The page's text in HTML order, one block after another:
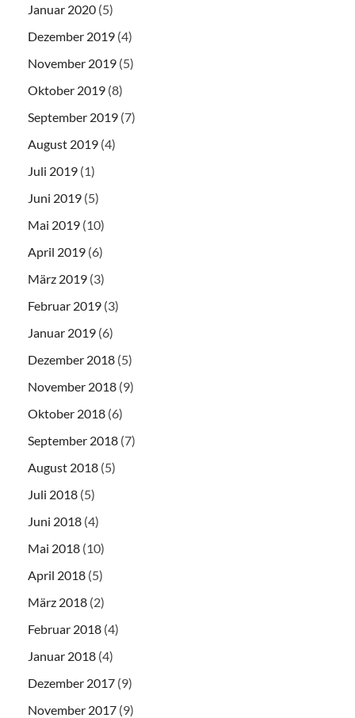
Januar 2020 (5)
Dezember 2019 (4)
November 2019 (5)
Oktober 2019 (8)
September 2019 (7)
August 2019 (4)
Juli 2019 (1)
Juni 2019 (5)
Mai 2019 (10)
April 2019 (6)
März 2019 (3)
Februar 2019 (3)
Januar 2019 (6)
Dezember 2018 (5)
November 2018 (9)
Oktober 2018 (6)
September 2018 (7)
August 2018 (5)
Juli 2018 (5)
Juni 2018 (4)
Mai 2018 (10)
April 2018 (5)
März 2018 (2)
Februar 2018 (4)
Januar 2018 (4)
Dezember 2017 (9)
November 2017 (9)